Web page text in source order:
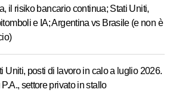
il risiko bancario continua; Stati Uniti,
e IA; Argentina vs Brasile (e non è
Uniti, posti di lavoro in calo a luglio 2026.
settore privato in stallo